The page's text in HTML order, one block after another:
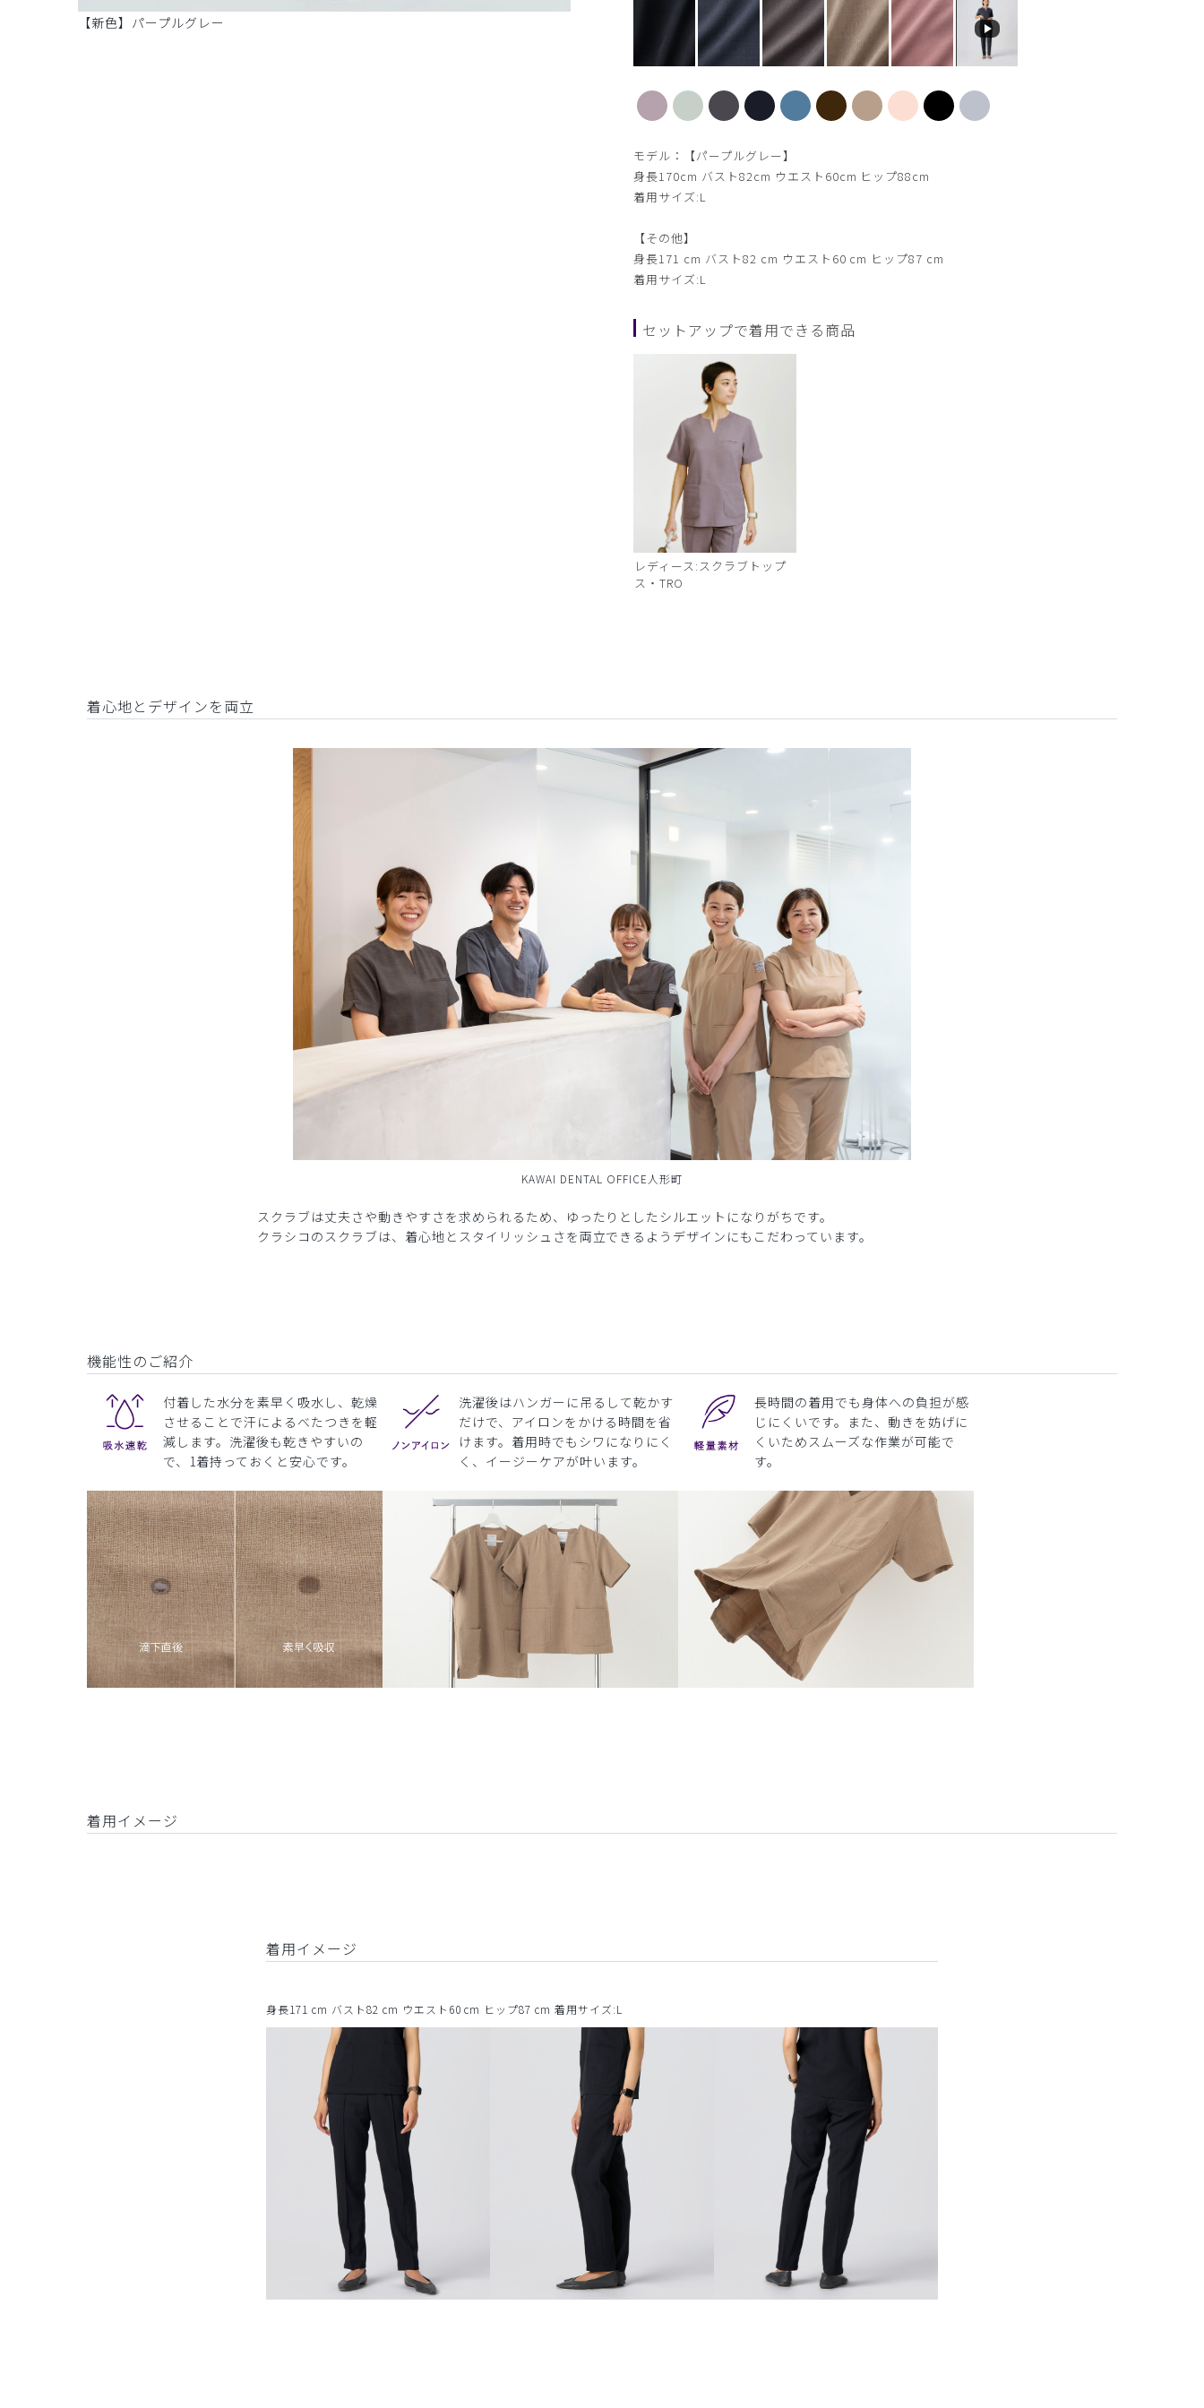
【新色】パープルグレー 【新色】セージグリーン
モデル：【パープルグレー】
身長170cm バスト82cm ウエスト60cm ヒップ88cm
着用サイズ:L
【その他】
身長171 cm バスト82 cm ウエスト60 cm ヒップ87 cm
着用サイズ:L
セットアップで着用できる商品
レディース:スクラブトップ
ス・TRO
着心地とデザインを両立
KAWAI DENTAL OFFICE人形町
スクラブは丈夫さや動きやすさを求められるため、ゆったりとしたシルエットになりがちです。
クラシコのスクラブは、着心地とスタイリッシュさを両立できるようデザインにもこだわっています。
機能性のご紹介
付着した水分を素早く吸水し、乾燥
させることで汗によるべたつきを軽
減します。洗濯後も乾きやすいの
で、1着持っておくと安心です。
洗濯後はハンガーに吊るして乾かす
だけで、アイロンをかける時間を省
けます。着用時でもシワになりにく
く、イージーケアが叶います。
長時間の着用でも身体への負担が感
じにくいです。また、動きを妨げに
くいためスムーズな作業が可能で
す。
着用イメージ
着用イメージ
身長171 cm バスト82 cm ウエスト60 cm ヒップ87 cm 着用サイズ:L